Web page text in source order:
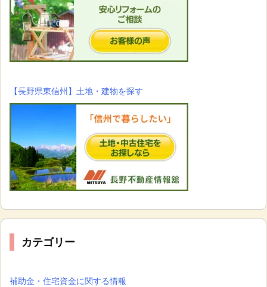
【長野県東信州】土地・建物を探す
カテゴリー
補助金・住宅資金に関する情報